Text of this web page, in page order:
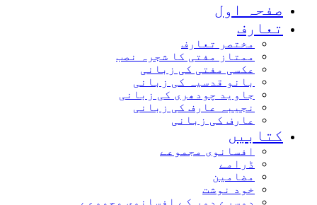
صفحہ اول
تعارف
مختصر تعارف
ممتاز مفتی کا شجرہ نصب
عکسی مفتی کی زبانی
بانو قدسیہ کی زبانی
جاوید چودھری کی زبانی
نجیبہ عارف کی زبانی
عارف کی زبانی
کتابیں
افسانوی مجموعے
ڈرامے
مضامین
خود نوشت
دوسرے دور کے افسانوی مجموعے